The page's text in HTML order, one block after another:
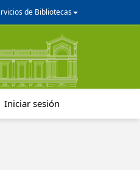
de Bibliotecas
Iniciar sesión